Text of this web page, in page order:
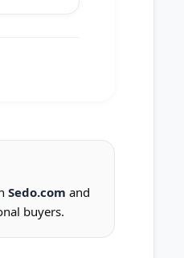
Sedo.com and
buyers.